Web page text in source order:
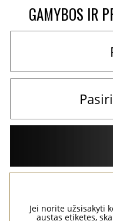
GAMYBOS IR
Jei norite užsisakyti
austas etiketes,